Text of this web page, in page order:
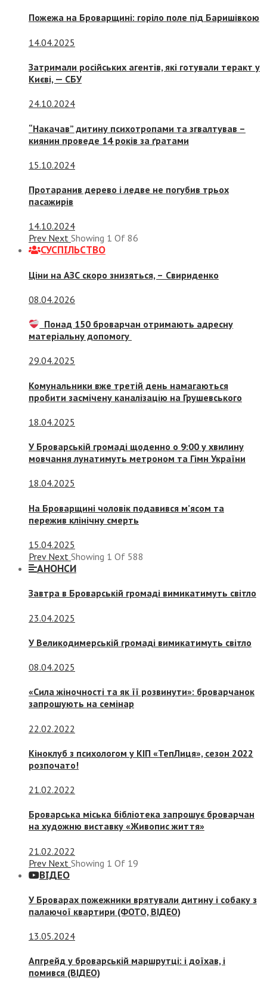
Пожежа на Броварщині: горіло поле під Баришівкою
14.04.2025
Затримали російських агентів, які готували теракт у
Києві, — СБУ
24.10.2024
“Накачав” дитину психотропами та згвалтував –
киянин проведе 14 років за ґратами
15.10.2024
Протаранив дерево і ледве не погубив трьох
пасажирів
14.10.2024
Prev Next Showing 1 Of 86
СУСПIЛЬСТВО
Ціни на АЗС скоро знизяться, – Свириденко
08.04.2026
Понад 150 броварчан отримають адресну
матеріальну допомогу
29.04.2025
Комунальники вже третій день намагаються
пробити засмічену каналізацію на Грушевського
18.04.2025
У Броварській громаді щоденно о 9:00 у хвилину
мовчання лунатимуть метроном та Гімн України
18.04.2025
На Броварщині чоловік подавився м’ясом та
пережив клінічну смерть
15.04.2025
Prev Next Showing 1 Of 588
АНОНСИ
Завтра в Броварській громаді вимикатимуть світло
23.04.2025
У Великодимерській громаді вимикатимуть світло
08.04.2025
«Сила жіночності та як її розвинути»: броварчанок
запрошують на семінар
22.02.2022
Кіноклуб з психологом у КІП «ТепЛиця», сезон 2022
розпочато!
21.02.2022
Броварська міська бібліотека запрошує броварчан
на художню виставку «Живопис життя»
21.02.2022
Prev Next Showing 1 Of 19
ВІДЕО
У Броварах пожежники врятували дитину і собаку з
палаючої квартири (ФОТО, ВІДЕО)
13.05.2024
Апгрейд у броварській маршрутці: і доїхав, і
помився (ВІДЕО)